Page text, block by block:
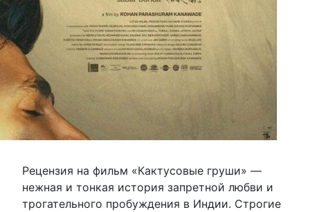
Рецензия на фильм «Кактусовые груши» —
нежная и тонкая история запретной любви и
трогательного пробуждения в Индии. Строгие